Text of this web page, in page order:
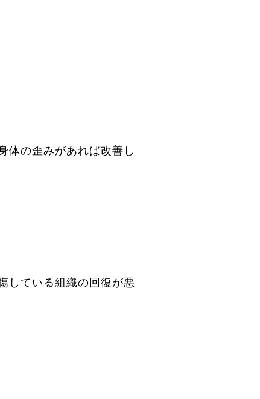
体の歪みがあれば改善し
している組織の回復が悪